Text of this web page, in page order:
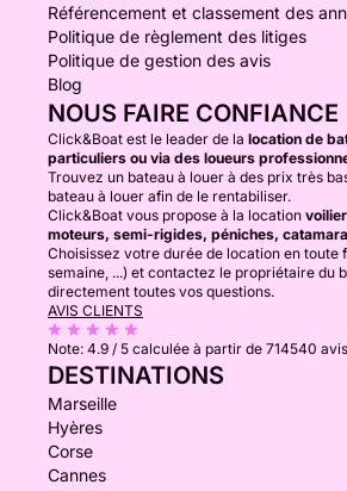
Référencement et classement des
Politique de règlement des litiges
Politique de gestion des avis
Blog
NOUS FAIRE CONFIANCE
Click&Boat est le leader de la location de
particuliers ou via des loueurs
Trouvez un bateau à louer à des prix très
bateau à louer afin de le rentabiliser.
Click&Boat vous propose à la location
moteurs, semi-rigides, péniches,
Choisissez votre durée de location en toute
semaine, ...) et contactez le propriétaire du
directement toutes vos questions.
AVIS CLIENTS
Note: 4.9 / 5 calculée à partir de 714540 avis
DESTINATIONS
Marseille
Hyères
Corse
Cannes